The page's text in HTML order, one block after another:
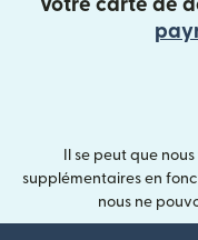
Votre carte de
Il se peut que
supplémentaires en
nous ne